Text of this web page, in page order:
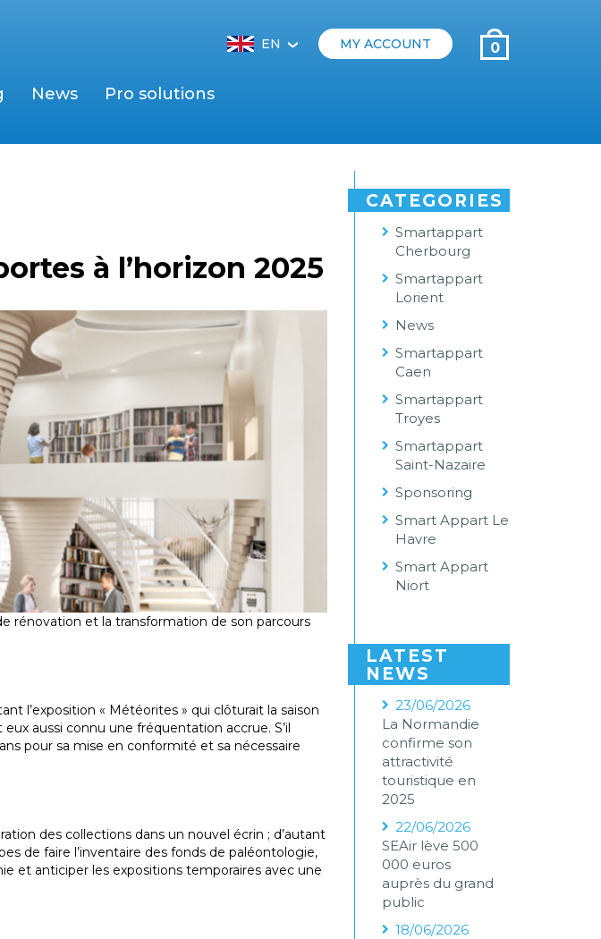
EN‹ MY ACCOUNT 0
News Pro solutions
à l’horizon 2025
rénovation et la transformation de son parcours
l’exposition « Météorites » qui clôturait la saison
aussi connu une fréquentation accrue. S’il
pour sa mise en conformité et sa nécessaire
des collections dans un nouvel écrin ; d’autant
de faire l’inventaire des fonds de paléontologie,
et anticiper les expositions temporaires avec une
CATEGORIES
Smartappart
Cherbourg
Smartappart
Lorient
News
Smartappart
Caen
Smartappart
Troyes
Smartappart
Saint-Nazaire
Sponsoring
Smart Appart Le
Havre
Smart Appart
Niort
LATEST
NEWS
23/06/2026
La Normandie
confirme son
attractivité
touristique en
2025
22/06/2026
SEAir lève 500
000 euros
auprès du grand
public
18/06/2026